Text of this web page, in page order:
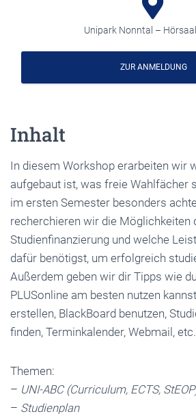
Unipark Nonntal –
ZUR ANMELDUNG
Inhalt
In diesem Workshop erarbeiten wir
aufgebaut ist, was freie Wahlfächer
im ersten Semester besonders
recherchieren wir die Möglichkeiten
Studienfinanzierung und welche
dafür benötigst, um erfolgreich
Außerdem geben wir dir Tipps wie
PLUSonline am besten nutzen
erstellen, BlackBoard benutzen,
finden, Terminkalender, Webmail, etc.
Themen:
– UNI-ABC (Curriculum, ECTS,
– Studienplan